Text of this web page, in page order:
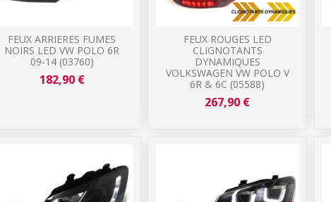
FEUX ARRIERES FUMES
NOIRS LED VW POLO 6R
09-14 (03760)
182,90 €
FEUX ROUGES LED
CLIGNOTANTS
DYNAMIQUES
VOLKSWAGEN VW POLO V
6R & 6C (05588)
267,90 €